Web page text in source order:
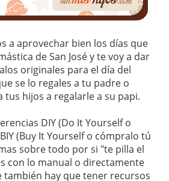
a aprovechar bien los días que
de San José y te voy a dar
originales para el día del
se lo regales a tu padre o
tus hijos a regalarle a su papi.
DIY (Do It Yourself o
(Buy It Yourself o cómpralo tú
sobre todo por si "te pilla el
con lo manual o directamente
también hay que tener recursos